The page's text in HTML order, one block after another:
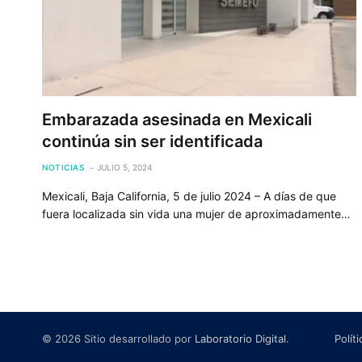
Embarazada asesinada en Mexicali
continúa sin ser identificada
NOTICIAS JULIO 5, 2024
Mexicali, Baja California, 5 de julio 2024 – A días de que
fuera localizada sin vida una mujer de aproximadamente…
© 2026 Sitio desarrollado por Laboratorio Digital.